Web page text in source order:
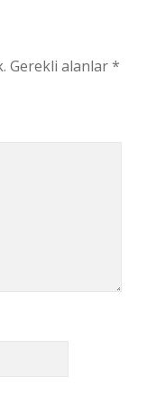
Gerekli alanlar*